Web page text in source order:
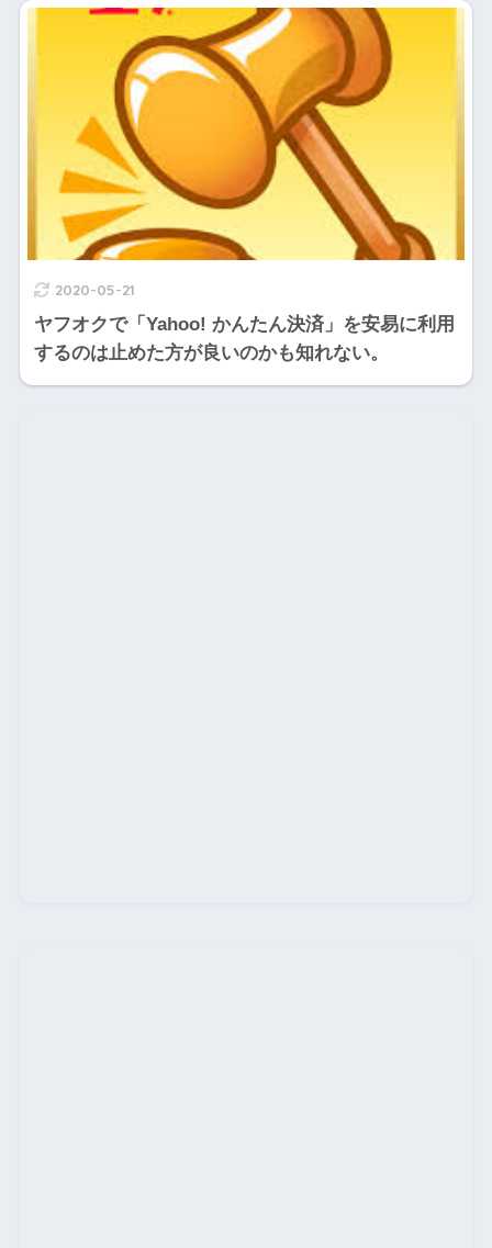
2020-05-21
ヤフオクで「Yahoo! かんたん決済」を安易に利用
するのは止めた方が良いのかも知れない。